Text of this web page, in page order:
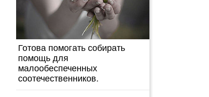
Готова помогать собирать
помощь для
малообеспеченных
соотечественников.